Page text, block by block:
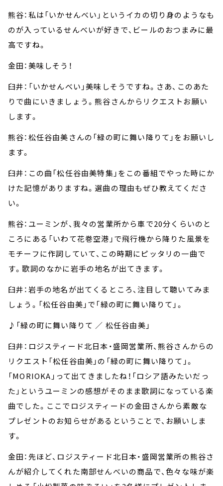
熊谷：私は「いかせんべい」というイカの切り身のようなも
のが入っているせんべいが好きで、ビールのおつまみに最
高ですね。
金田：美味しそう！
臼井：「いかせんべい」美味しそうですね。さあ、このあた
りで曲にいきましょう。熊谷さんからリクエストお願い
します。
熊谷：松任谷由美さんの「緑の町に舞い降りて」をお願いし
ます。
臼井：この曲「松任谷由美特集」をこの番組でやった時にか
けた記憶がありますね。選曲の理由もぜひ教えてくださ
い。
熊谷：ユーミンが、我々の営業所から車で20分くらいのと
ころにある「いわて花巻空港」で飛行機から降りた風景を
モチーフに作詞していて、この時期にピッタリの一曲で
す。歌詞のなかに岩手の地名が出てきます。
臼井：岩手の地名が出てくるところ、注目して聴いてみま
しょう。「松任谷由美」で「緑の町に舞い降りて」。
♪「緑の町に舞い降りて ／ 松任谷由美」
臼井：ロジスティード北日本・盛岡営業所、熊谷さんからの
リクエスト「松任谷由美」の「緑の町に舞い降りて」。
「MORIOKA」って出てきましたね！「ロシア語みたいだっ
た」というユーミンの感想がそのまま歌詞になっている楽
曲でした。ここでロジスティードの金田さんから素敵な
プレゼントのお知らせがあるということで、お願いしま
す。
金田：先ほど、ロジスティード北日本・盛岡営業所の熊谷さ
んが紹介してくれた南部せんべいの商品で、色々な味が楽